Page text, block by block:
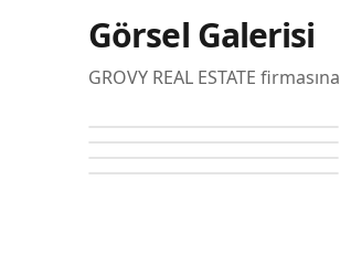
Görsel Galerisi
GROVY REAL ESTATE
Rivo
Rivo
Rivo